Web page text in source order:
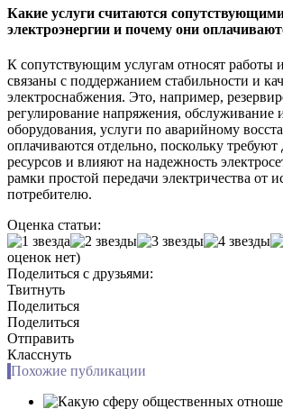
Какие услуги считаются
электроэнергии и почему они
К сопутствующим услугам относят работы
связаны с поддержанием стабильности и
электроснабжения. Это, например,
регулирование напряжения, обслуживание
оборудования, услуги по аварийному
оплачиваются отдельно, поскольку
ресурсов и влияют на надежность
рамки простой передачи электричества от
потребителю.
Оценка статьи:
оценок нет)
Поделиться с друзьями:
Твитнуть
Поделиться
Поделиться
Отправить
Класснуть
Похожие публикации